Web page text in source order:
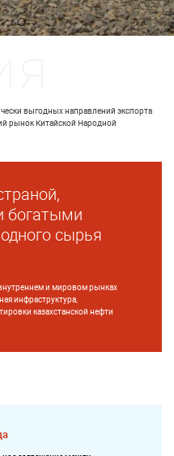
выгодных направлений экспорта
рынок Китайской Народной
сырья
и мировом рынках
инфраструктура,
казахстанской нефти